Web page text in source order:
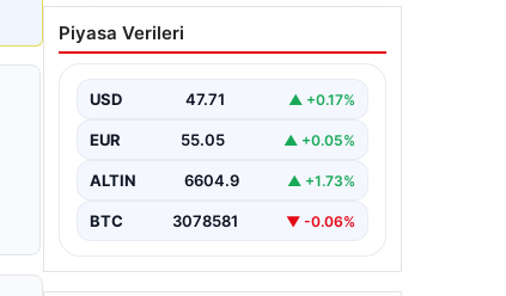
Klibinde silah kullanan
rapçi Yuşa Keskin ile 3
serbest bırakıldı
Piyasa Verileri
USD 47.71 ▲ +0.17%
EUR 55.05 ▲ +0.05%
ALTIN 6604.9 ▲ +1.73%
BTC 3078581 ▼ -0.06%